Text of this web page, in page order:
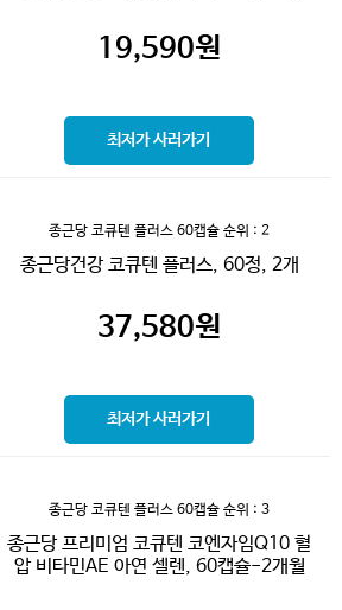
19,590원
최저가 사러가기
종근당 코큐텐 플러스 60캡슐 순위 : 2
종근당건강 코큐텐 플러스, 60정, 2개
37,580원
최저가 사러가기
종근당 코큐텐 플러스 60캡슐 순위 : 3
종근당 프리미엄 코큐텐 코엔자임Q10 혈
압 비타민AE 아연 셀렌, 60캡슐-2개월